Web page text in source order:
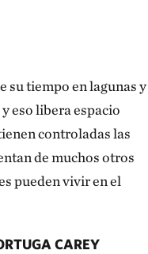
su tiempo en lagunas y
eso libera espacio
controladas las
de muchos otros
pueden vivir en el
CAREY